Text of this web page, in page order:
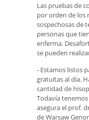
Las pruebas de
por orden de los
sospechosas de
personas que
enferma.
se pueden
- Estamos listos
gratuitas al día.
cantidad de
Todavía
asegura el prof.
de Warsaw